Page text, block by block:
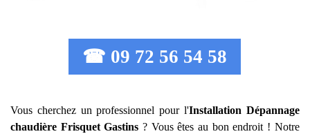
☎ 09 72 56 54 58
Vous cherchez un professionnel pour l'Installation Dépannage
chaudière Frisquet Gastins ? Vous êtes au bon endroit ! Notre